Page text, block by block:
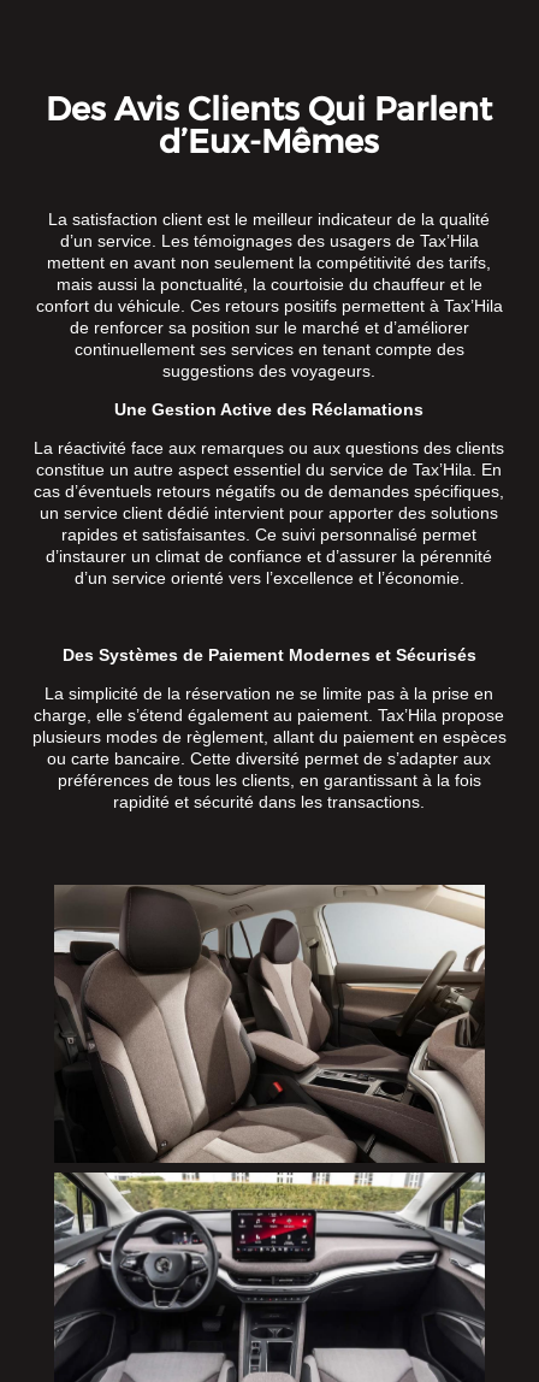
Des Avis Clients Qui Parlent
d’Eux-Mêmes
La satisfaction client est le meilleur indicateur de la qualité
d’un service. Les témoignages des usagers de Tax’Hila
mettent en avant non seulement la compétitivité des tarifs,
mais aussi la ponctualité, la courtoisie du chauffeur et le
confort du véhicule. Ces retours positifs permettent à Tax’Hila
de renforcer sa position sur le marché et d’améliorer
continuellement ses services en tenant compte des
suggestions des voyageurs.
Une Gestion Active des Réclamations
La réactivité face aux remarques ou aux questions des clients
constitue un autre aspect essentiel du service de Tax’Hila. En
cas d’éventuels retours négatifs ou de demandes spécifiques,
un service client dédié intervient pour apporter des solutions
rapides et satisfaisantes. Ce suivi personnalisé permet
d’instaurer un climat de confiance et d’assurer la pérennité
d’un service orienté vers l’excellence et l’économie.
Des Systèmes de Paiement Modernes et Sécurisés
La simplicité de la réservation ne se limite pas à la prise en
charge, elle s’étend également au paiement. Tax’Hila propose
plusieurs modes de règlement, allant du paiement en espèces
ou carte bancaire. Cette diversité permet de s’adapter aux
préférences de tous les clients, en garantissant à la fois
rapidité et sécurité dans les transactions.